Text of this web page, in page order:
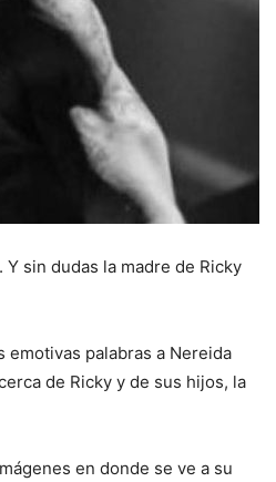
sin dudas la madre de Ricky
emotivas palabras a Nereida
de Ricky y de sus hijos, la
en donde se ve a su